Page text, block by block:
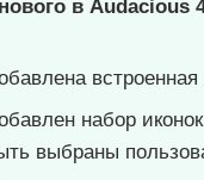
в Audacious
набор
выбраны